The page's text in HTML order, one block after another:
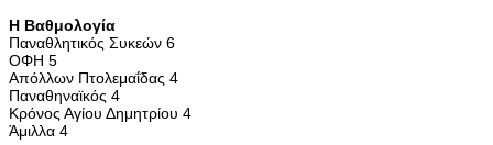
H Βαθμολογία
Παναθλητικός Συκεών 6
ΟΦΗ 5
Απόλλων Πτολεμαΐδας 4
Παναθηναϊκός 4
Κρόνος Αγίου Δημητρίου 4
Άμιλλα 4